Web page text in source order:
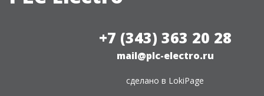
+7 (343) 363 20 28
mail@plc-electro.ru
сделано в LokiPage